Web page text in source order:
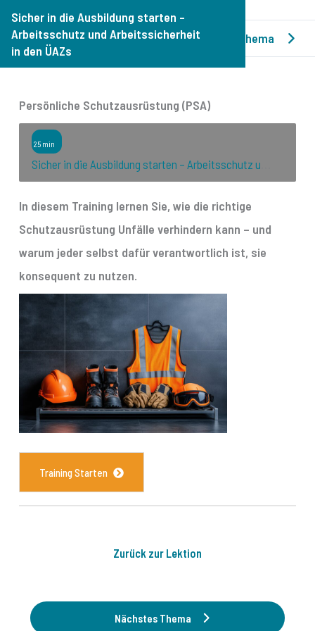
Sicher in die Ausbildung starten –
Arbeitsschutz und Arbeitssicherheit
in den ÜAZs
4 THEMEN
Willkommen
Gesundheitsschutz
Persönliche Schutzausrüstung (PSA)
Grundlagen zur Arbeitssicherheit
Arbeitssicherheit in den Werkhallen
Sicherheitseinweisung Tiefbau
Vorheriges Thema Nächstes Thema
Persönliche Schutzausrüstung (PSA)
25 min
In diesem Training lernen Sie, wie die richtige
Schutzausrüstung Unfälle verhindern kann – und
warum jeder selbst dafür verantwortlich ist, sie
konsequent zu nutzen.
Training Starten
Zurück zur Lektion
Nächstes Thema